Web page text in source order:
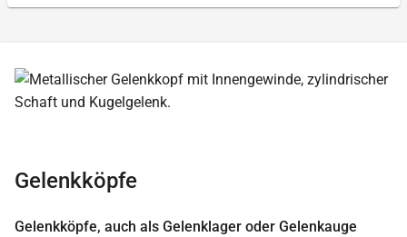
Gelenkköpfe
Gelenkköpfe, auch als Gelenklager oder Gelenkauge